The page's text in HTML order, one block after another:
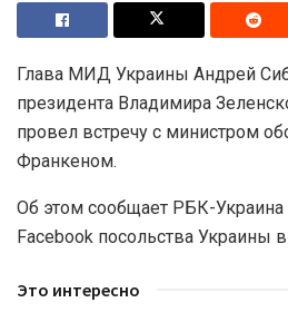
Глава МИД Украины Андрей
президента Владимира
провел встречу с министром
Франкеном.
Об этом сообщает РБК-Украина
Facebook посольства Украины
Это интересно